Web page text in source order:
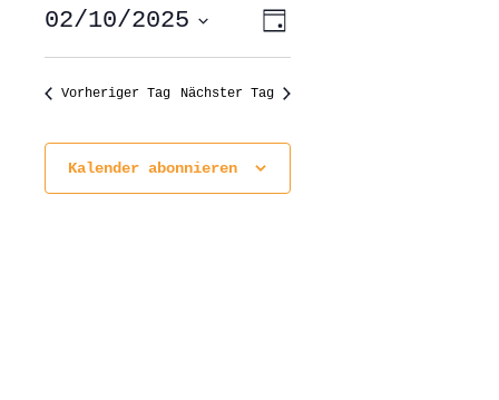
ANSICHTEN-
NAVIGATION
VERANSTALTUNG
ANSICHTEN-
Tag
02/10/2025
wählen.
Vorheriger Tag Nächster Tag
Kalender abonnieren